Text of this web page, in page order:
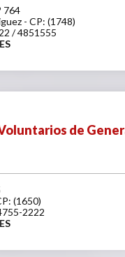
764
- CP: (1748)
/ 4851555
de
(1650)
2222